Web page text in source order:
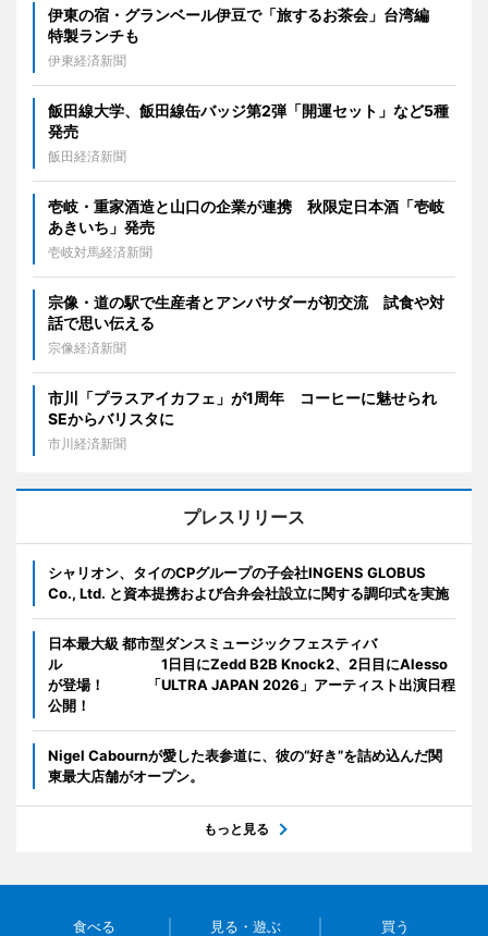
伊東の宿・グランベール伊豆で「旅するお茶会」台湾編
特製ランチも
伊東経済新聞
飯田線大学、飯田線缶バッジ第2弾「開運セット」など5種
発売
飯田経済新聞
壱岐・重家酒造と山口の企業が連携 秋限定日本酒「壱岐
あきいち」発売
壱岐対馬経済新聞
宗像・道の駅で生産者とアンバサダーが初交流 試食や対
話で思い伝える
宗像経済新聞
市川「プラスアイカフェ」が1周年 コーヒーに魅せられ
SEからバリスタに
市川経済新聞
プレスリリース
シャリオン、タイのCPグループの子会社INGENS GLOBUS
Co., Ltd. と資本提携および合弁会社設立に関する調印式を実施
日本最大級 都市型ダンスミュージックフェスティバ
ル 1日目にZedd B2B Knock2、2日目にAlesso
が登場！ 「ULTRA JAPAN 2026」アーティスト出演日程
公開！
Nigel Cabournが愛した表参道に、彼の“好き”を詰め込んだ関
東最大店舗がオープン。
もっと見る
食べる 見る・遊ぶ 買う